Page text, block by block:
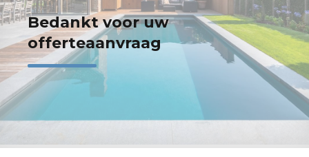
Bedankt voor uw
offerteaanvraag